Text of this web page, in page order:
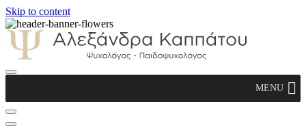
Skip to content
Παιδοψυχολόγος
MENU